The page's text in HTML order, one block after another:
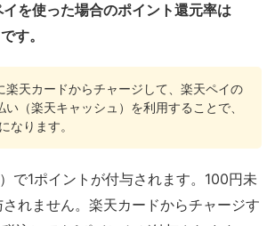
を使った場合のポイント還元率は
です。
楽天カードからチャージして、楽天ペイの
い（楽天キャッシュ）を利用することで、
になります。
で1ポイントが付与されます。100円未
れません。楽天カードからチャージす